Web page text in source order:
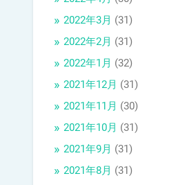
2022年3月 (31)
2022年2月 (31)
2022年1月 (32)
2021年12月 (31)
2021年11月 (30)
2021年10月 (31)
2021年9月 (31)
2021年8月 (31)